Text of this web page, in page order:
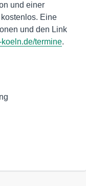
und einer
Eine
und den Link
termine.